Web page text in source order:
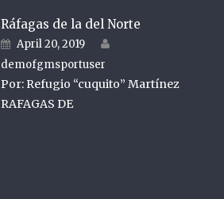
Ráfagas de la del Norte
Posted on
April 20, 2019
demofgmsportuser
Por: Refugio “cuquito” Martínez
RAFAGAS DE